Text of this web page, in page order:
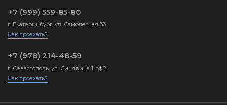
+7 (999) 559-85-80
г. Екатеринбург, ул. Самолетная 33
Как проехать?
+7 (978) 214-48-59
г. Севастополь, ул. Синявина 1, оф.2
Как проехать?